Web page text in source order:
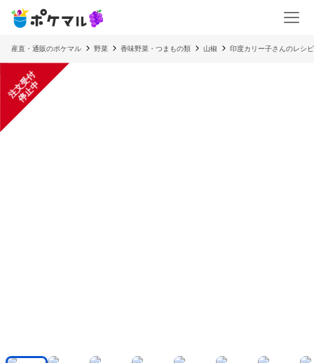
産直・通販のポケマル 野菜 香味野菜・つまもの類 山椒 印度カリー子さんのレシ
注
文
受
付
停
止
中